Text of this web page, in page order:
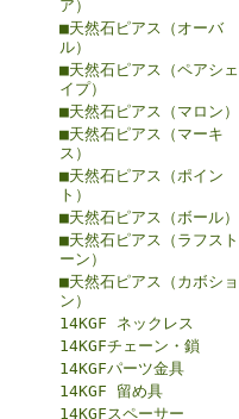
ア）
■天然石ピアス（オーバ
ル）
■天然石ピアス（ペアシェ
イプ）
■天然石ピアス（マロン）
■天然石ピアス（マーキ
ス）
■天然石ピアス（ポイン
ト）
■天然石ピアス（ボール）
■天然石ピアス（ラフスト
ーン）
■天然石ピアス（カボショ
ン）
14KGF ネックレス
14KGFチェーン・鎖
14KGFパーツ金具
14KGF 留め具
14KGFスペーサー